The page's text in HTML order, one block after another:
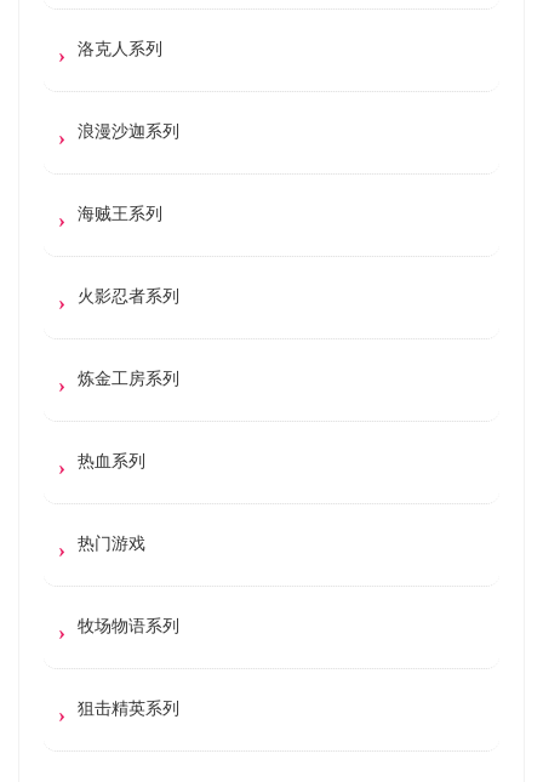
洛克人系列
浪漫沙迦系列
海贼王系列
火影忍者系列
炼金工房系列
热血系列
热门游戏
牧场物语系列
狙击精英系列